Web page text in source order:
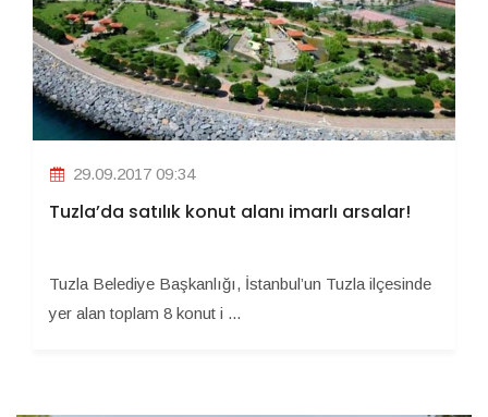
29.09.2017 09:34
Tuzla’da satılık konut alanı imarlı arsalar!
Tuzla Belediye Başkanlığı, İstanbul’un Tuzla ilçesinde
yer alan toplam 8 konut i ...